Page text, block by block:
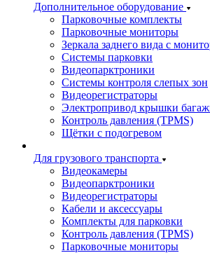
Дополнительное оборудование
Парковочные комплекты
Парковочные мониторы
Зеркала заднего вида с
Системы парковки
Видеопарктроники
Системы контроля слепых зон
Видеорегистраторы
Электропривод крышки
Контроль давления (TPMS)
Щётки с подогревом
Для грузового транспорта
Видеокамеры
Видеопарктроники
Видеорегистраторы
Кабели и аксессуары
Комплекты для парковки
Контроль давления (TPMS)
Парковочные мониторы